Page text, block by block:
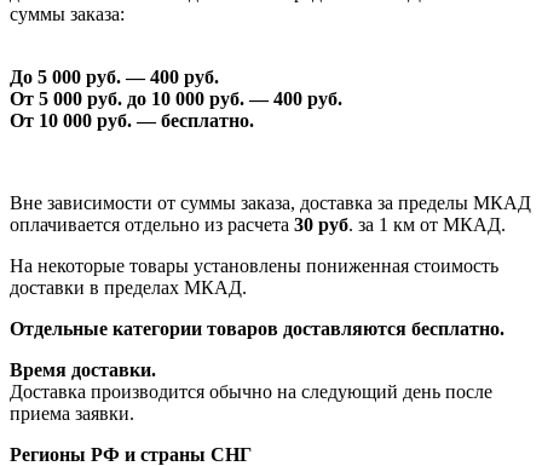
суммы заказа:
До 5 000 руб. —400 руб.
От 5 000 руб. до 10 000 руб. —400 руб.
От 10 000 руб. — бесплатно.
Вне зависимости от суммы заказа, доставка за пределы МКАД
оплачивается отдельно из расчета 30 руб. за 1 км от МКАД.
На некоторые товары установлены пониженная стоимость
доставки в пределах МКАД.
Отдельные категории товаров доставляются бесплатно.
Время доставки.
Доставка производится обычно на следующий день после
приема заявки.
Регионы РФ и страны СНГ